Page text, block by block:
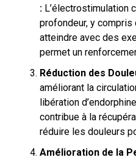
: L’électrostimulation
profondeur, y
atteindre avec des
permet un
Réduction des
améliorant la
libération
contribue à la
réduire les douleurs
Amélioration de la